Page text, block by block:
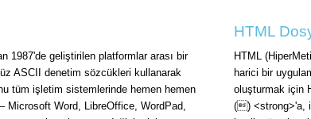
1987'de geliştirilen platformlar arası bir
ASCII denetim sözcükleri kullanarak
tüm işletim sistemlerinde hemen hemen
Microsoft Word, LibreOffice, WordPad,
HTML
HTML
harici bir
oluşturmak için
() <strong>'a,